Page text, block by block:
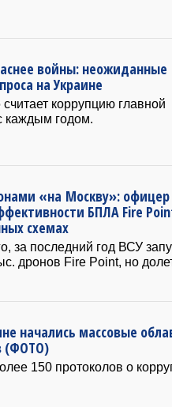
войны: неожиданные
на Украине
считает коррупцию главной
каждым годом.
«на Москву»: офицер
БПЛА Fire
схемах
за последний год ВСУ
дронов Fire Point, но
начались массовые
(ФОТО)
150 протоколов о